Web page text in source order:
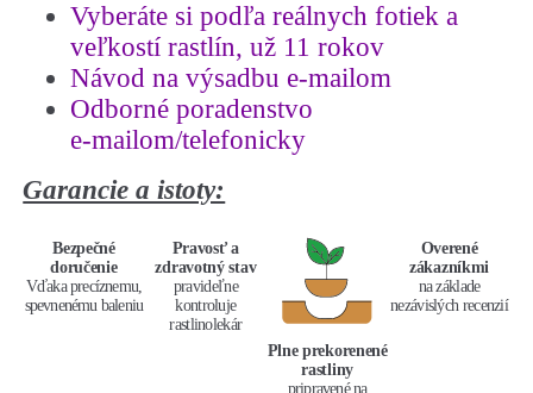
Vyberáte si podľa reálnych fotiek a
veľkostí rastlín, už 11 rokov
Návod na výsadbu e-mailom
Odborné poradenstvo
e-mailom/telefonicky
Garancie a istoty:
Bezpečné
doručenie
Vďaka precíznemu,
spevnenému baleniu
Pravosť a
zdravotný stav
pravideľne
kontroluje
rastlinolekár
Plne prekorenené
rastliny
pripravené na
Overené
zákazníkmi
na základe
nezávislých recenzií